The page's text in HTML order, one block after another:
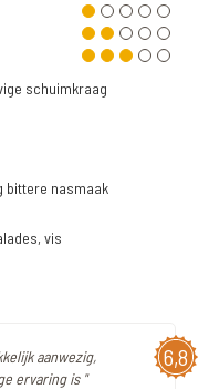
schuimkraag
bittere nasmaak
vis
6,8
aanwezig,
ervaring is "